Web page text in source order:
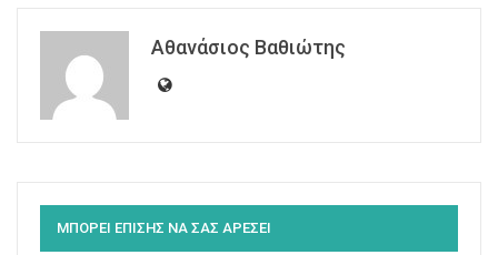
Αθανάσιος Βαθιώτης
ΜΠΟΡΕΙ ΕΠΙΣΗΣ ΝΑ ΣΑΣ ΑΡΕΣΕΙ